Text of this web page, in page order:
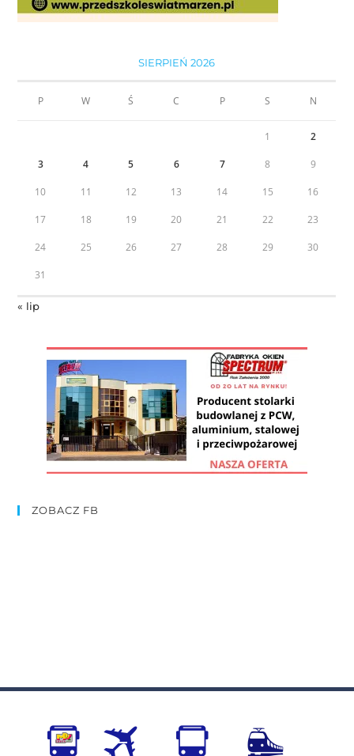
SIERPIEŃ 2026
P W Ś C P S N
1 2
3 4 5 6 7 8 9
10 11 12 13 14 15 16
17 18 19 20 21 22 23
24 25 26 27 28 29 30
31
« lip
ZOBACZ FB